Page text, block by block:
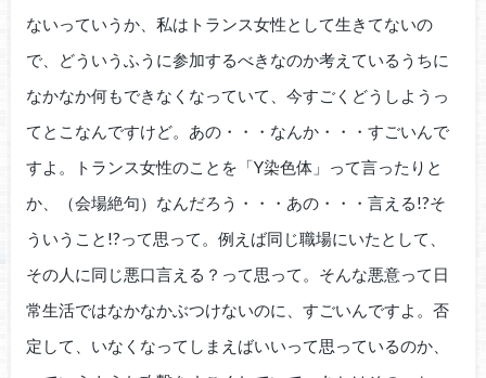
ないっていうか、私はトランス女性として生きてないの
で、どういうふうに参加するべきなのか考えているうちに
なかなか何もできなくなっていて、今すごくどうしようっ
てとこなんですけど。あの・・・なんか・・・すごいんで
すよ。トランス女性のことを「Y染色体」って言ったりと
か、（会場絶句）なんだろう・・・あの・・・言える!?そ
ういうこと!?って思って。例えば同じ職場にいたとして、
その人に同じ悪口言える？って思って。そんな悪意って日
常生活ではなかなかぶつけないのに、すごいんですよ。否
定して、いなくなってしまえばいいって思っているのか、